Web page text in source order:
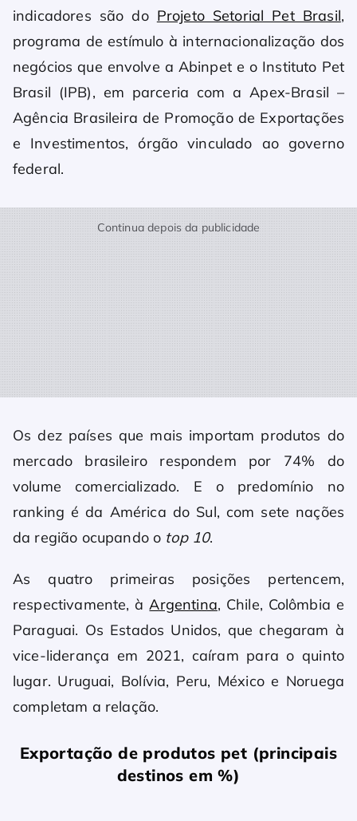
indicadores são do Projeto Setorial Pet Brasil,
programa de estímulo à internacionalização dos
negócios que envolve a Abinpet e o Instituto Pet
Brasil (IPB), em parceria com a Apex-Brasil –
Agência Brasileira de Promoção de Exportações
e Investimentos, órgão vinculado ao governo
federal.
Continua depois da publicidade
Os dez países que mais importam produtos do
mercado brasileiro respondem por 74% do
volume comercializado. E o predomínio no
ranking é da América do Sul, com sete nações
da região ocupando o top 10.
As quatro primeiras posições pertencem,
respectivamente, àArgentina, Chile, Colômbia e
Paraguai. Os Estados Unidos, que chegaram à
vice-liderança em 2021, caíram para o quinto
lugar. Uruguai, Bolívia, Peru, México e Noruega
completam a relação.
Exportação de produtos pet (principais
destinos em %)